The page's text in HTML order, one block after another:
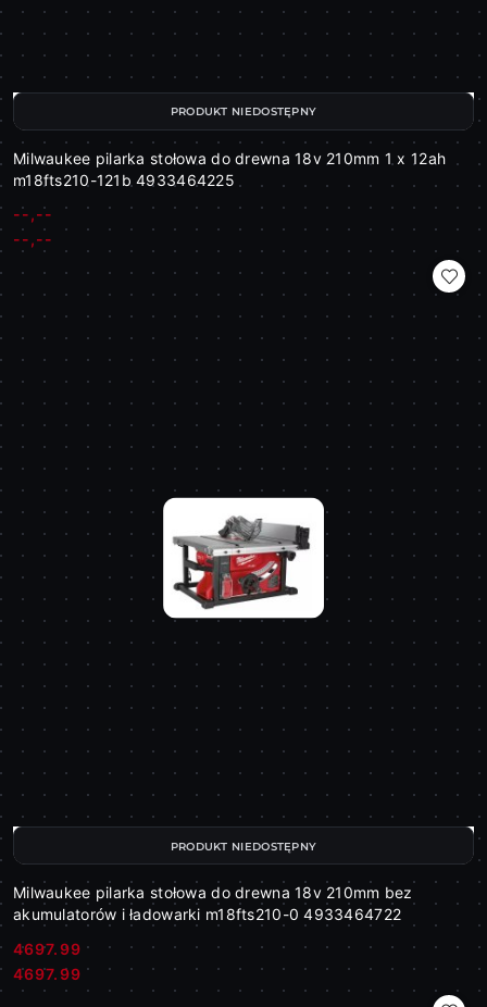
Milwaukee pilarka stołowa do drewna 18v 210mm 1 x 12ah
m18fts210-121b 4933464225
Cena:
--,--
Cena:
--,--
PRODUKT NIEDOSTĘPNY
Milwaukee pilarka stołowa do drewna 18v 210mm bez
akumulatorów i ładowarki m18fts210-0 4933464722
Cena:
4697.99
Cena:
4697.99
PRODUKT NIEDOSTĘPNY